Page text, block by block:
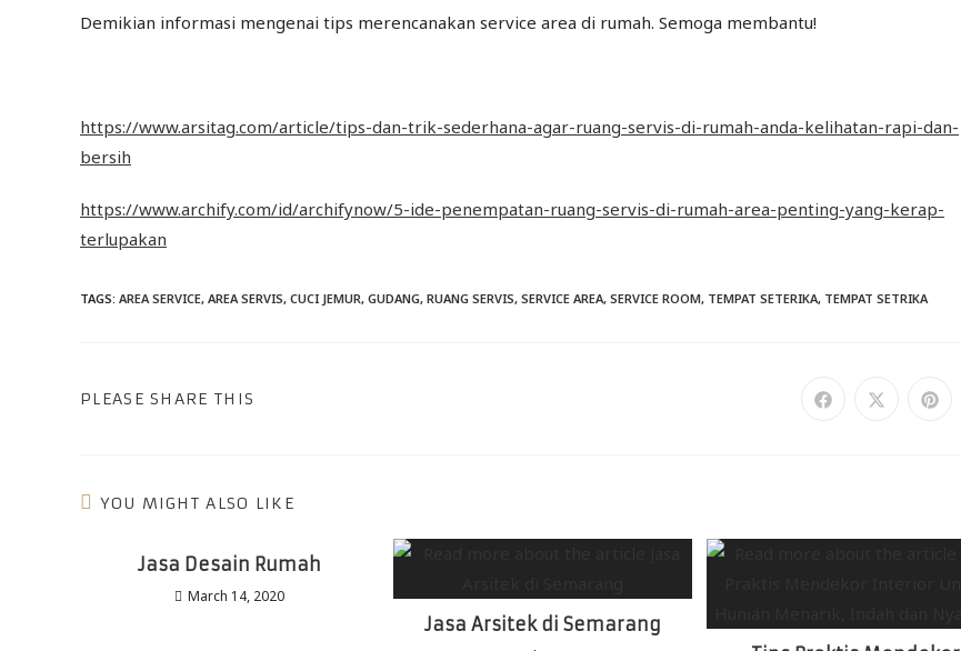
Demikian informasi mengenai tips merencanakan service area di rumah. Semoga membantu!
https://www.arsitag.com/article/tips-dan-trik-sederhana-agar-ruang-servis-di-rumah-anda-kelihatan-rapi-dan-
bersih
https://www.archify.com/id/archifynow/5-ide-penempatan-ruang-servis-di-rumah-area-penting-yang-kerap-
terlupakan
TAGS: AREA SERVICE, AREA SERVIS, CUCI JEMUR, GUDANG, RUANG SERVIS, SERVICE AREA, SERVICE ROOM, TEMPAT SETERIKA, TEMPAT SETRIKA
PLEASE SHARE THIS
YOU MIGHT ALSO LIKE
Jasa Desain Rumah
March 14, 2020
Jasa Arsitek di Semarang